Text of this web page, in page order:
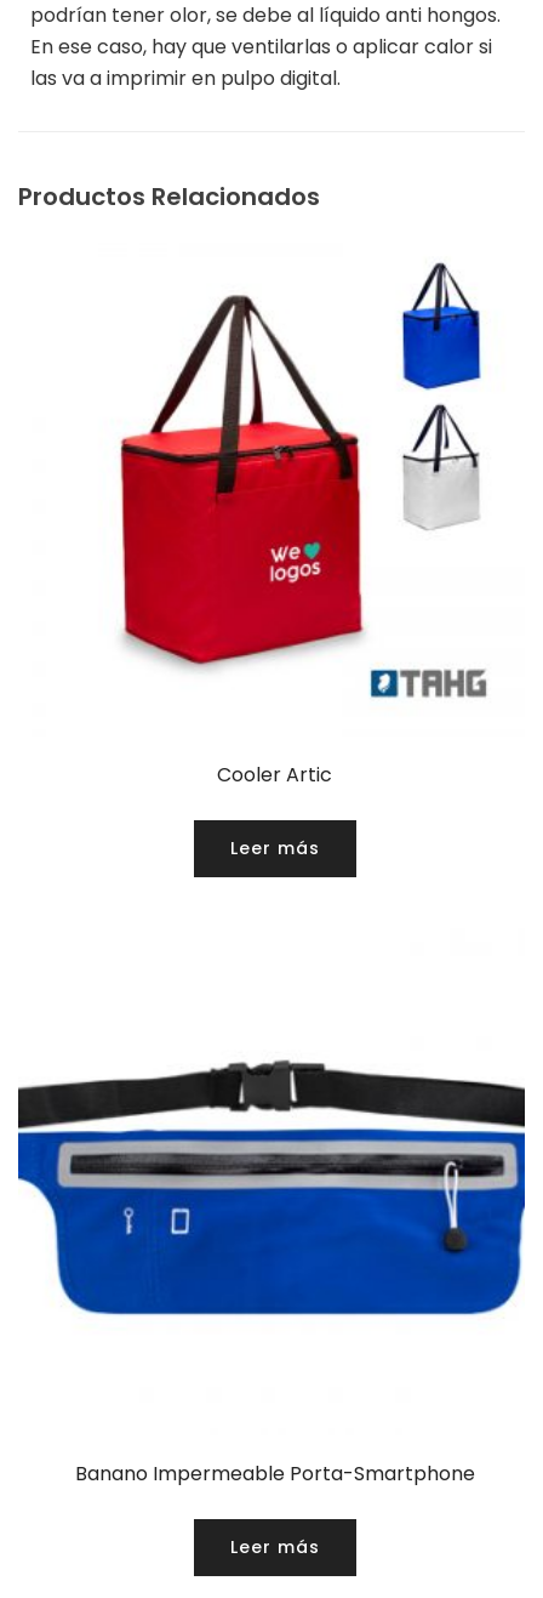
podrían tener olor, se debe al líquido anti hongos.
En ese caso, hay que ventilarlas o aplicar calor si
las va a imprimir en pulpo digital.
Productos Relacionados
Cooler Artic
Leer más
Banano Impermeable Porta-Smartphone
Leer más